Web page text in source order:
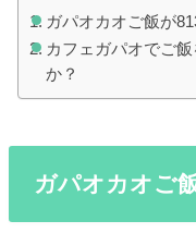
ガパオカオご飯が
カフェガパオでご
か？
ガパオカオご